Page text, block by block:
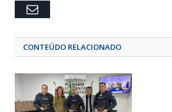
Email
CONTEÚDO RELACIONADO